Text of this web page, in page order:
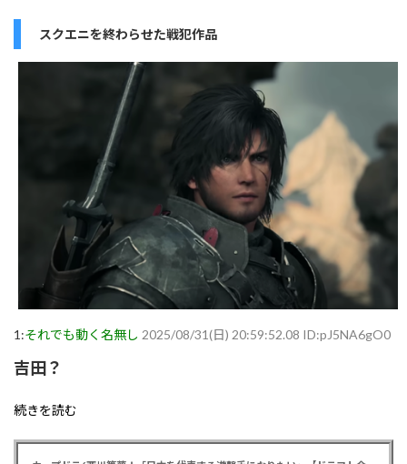
スクエニを終わらせた戦犯作品
1:それでも動く名無し 2025/08/31(日) 20:59:52.08 ID:pJ5NA6gO0
吉田？
続きを読む